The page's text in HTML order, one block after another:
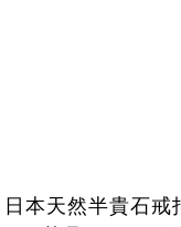
日本天然半貴石戒